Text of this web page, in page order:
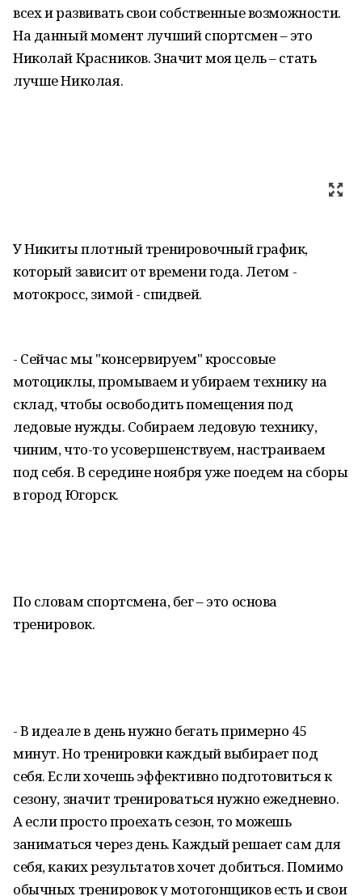
всех и развивать свои собственные возможности.
На данный момент лучший спортсмен – это
Николай Красников. Значит моя цель – стать
лучше Николая.
У Никиты плотный тренировочный график,
который зависит от времени года. Летом -
мотокросс, зимой - спидвей.
- Сейчас мы "консервируем" кроссовые
мотоциклы, промываем и убираем технику на
склад, чтобы освободить помещения под
ледовые нужды. Собираем ледовую технику,
чиним, что-то усовершенствуем, настраиваем
под себя. В середине ноября уже поедем на сборы
в город Югорск.
По словам спортсмена, бег – это основа
тренировок.
- В идеале в день нужно бегать примерно 45
минут. Но тренировки каждый выбирает под
себя. Если хочешь эффективно подготовиться к
сезону, значит тренироваться нужно ежедневно.
А если просто проехать сезон, то можешь
заниматься через день. Каждый решает сам для
себя, каких результатов хочет добиться. Помимо
обычных тренировок у мотогонщиков есть и свои